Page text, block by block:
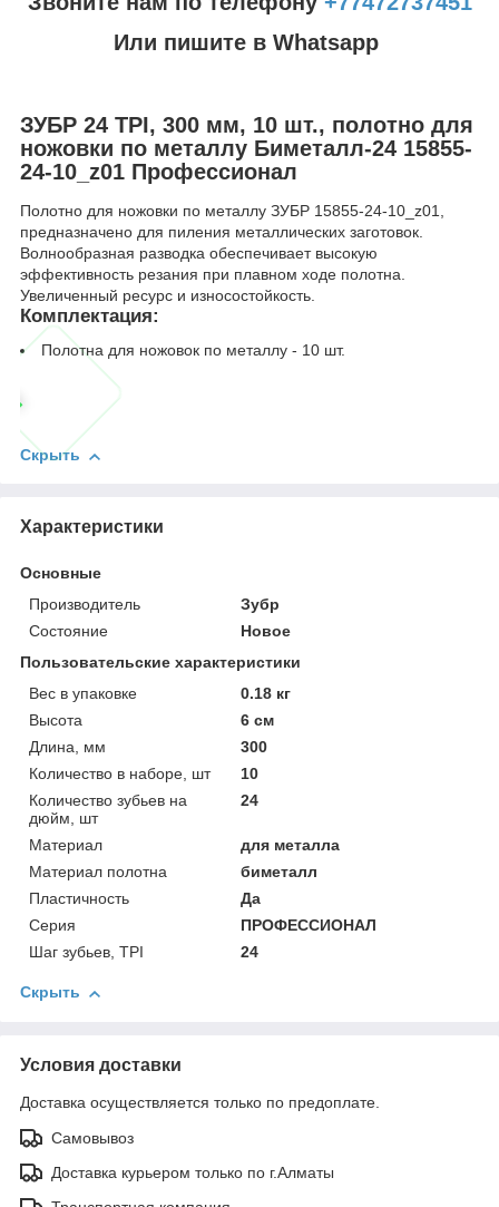
Или пишите в Whatsapp
ЗУБР 24 TPI, 300 мм, 10 шт., полотно для
ножовки по металлу Биметалл-24 15855-
24-10_z01 Профессионал
Полотно для ножовки по металлу ЗУБР 15855-24-10_z01,
предназначено для пиления металлических заготовок.
Волнообразная разводка обеспечивает высокую
эффективность резания при плавном ходе полотна.
Увеличенный ресурс и износостойкость.
Комплектация:
Полотна для ножовок по металлу - 10 шт.
Скрыть
Характеристики
Основные
Производитель
Зубр
Состояние
Новое
Пользовательские характеристики
Вес в упаковке
0.18 кг
Высота
6 см
Длина, мм
300
Количество в наборе, шт
10
Количество зубьев на
дюйм, шт
24
Материал
для металла
Материал полотна
биметалл
Пластичность
Да
Серия
ПРОФЕССИОНАЛ
Шаг зубьев, TPI
24
Скрыть
Условия доставки
Доставка осуществляется только по предоплате.
Самовывоз
Доставка курьером только по г.Алматы